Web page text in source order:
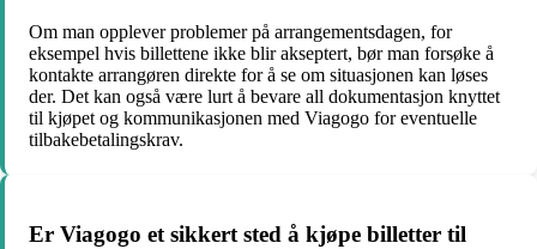
Om man opplever problemer på arrangementsdagen, for
eksempel hvis billettene ikke blir akseptert, bør man forsøke å
kontakte arrangøren direkte for å se om situasjonen kan løses
der. Det kan også være lurt å bevare all dokumentasjon knyttet
til kjøpet og kommunikasjonen med Viagogo for eventuelle
tilbakebetalingskrav.
Er Viagogo et sikkert sted å kjøpe billetter til